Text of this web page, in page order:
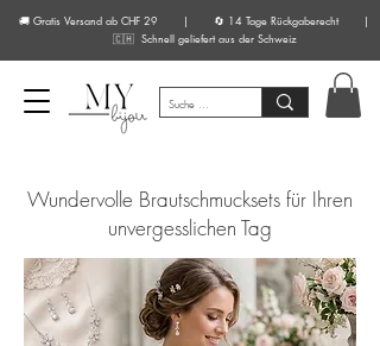
🚚 Gratis Versand ab CHF 29 | 🔄 14 Tage Rückgaberecht |
🇨🇭 Schnell geliefert aus der Schweiz
Wundervolle Brautschmucksets für Ihren
unvergesslichen Tag